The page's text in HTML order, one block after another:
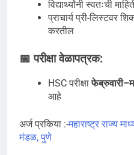
विद्यार्थ्यांनी स्वतःची
प्राचार्य प्री-लिस्टवर
करतील
📅 परीक्षा वेळापत्रक:
HSC परीक्षा
आहे
अर्ज प्रकिया :-महाराष्ट्र राज्य
मंडळ, पुणे